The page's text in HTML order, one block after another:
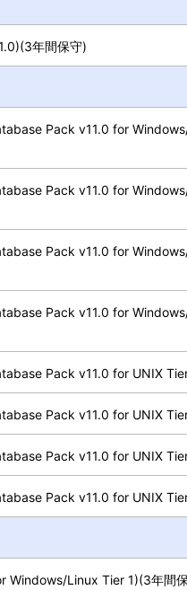
年間保守)
Pack v11.0 for
Pack v11.0 for
Pack v11.0 for
Pack v11.0 for
Pack v11.0 for UNIX
Pack v11.0 for UNIX
Pack v11.0 for UNIX
Pack v11.0 for UNIX
Windows/Linux Tier 1)(3年間